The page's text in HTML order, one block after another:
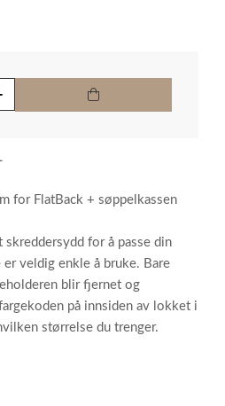
for FlatBack + søppelkassen
skreddersydd for å passe din
veldig enkle å bruke. Bare
blir fjernet og
på innsiden av lokket i
størrelse du trenger.